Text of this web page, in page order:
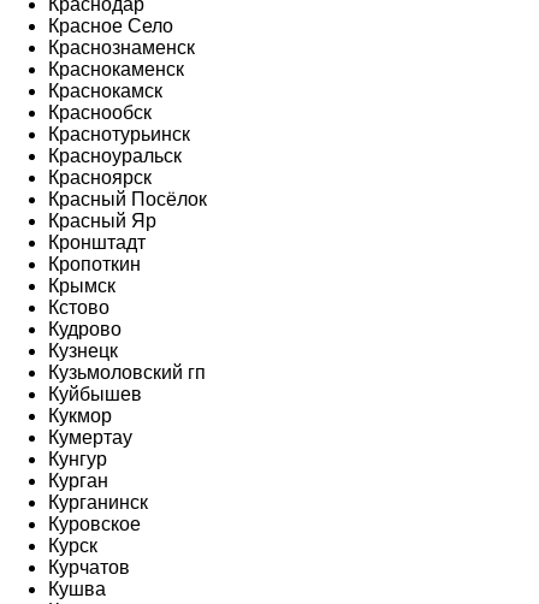
Краснодар
Красное Село
Краснознаменск
Краснокаменск
Краснокамск
Краснообск
Краснотурьинск
Красноуральск
Красноярск
Красный Посёлок
Красный Яр
Кронштадт
Кропоткин
Крымск
Кстово
Кудрово
Кузнецк
Кузьмоловский гп
Куйбышев
Кукмор
Кумертау
Кунгур
Курган
Курганинск
Куровское
Курск
Курчатов
Кушва